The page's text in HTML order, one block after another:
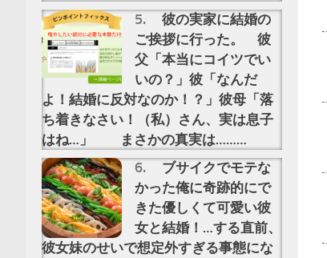
彼の実家に結婚の
ご挨拶に行った。 彼
父「本当にコイツでい
いの？」彼「なんだ
よ！結婚に反対なのか！？」彼母「落
ち着きなさい！（私）さん、実は息子
はね…」 まさかの真実は………
ブサイクでモテな
かった俺に奇跡的にで
きた優しくて可愛い彼
女と結婚！…する直前、
彼女妹のせいで想定外すぎる事態にな